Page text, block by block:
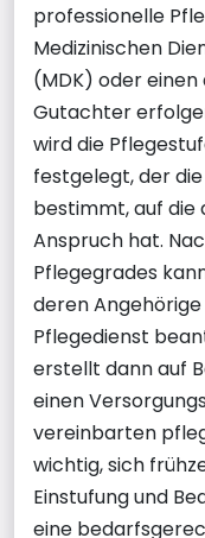
professionelle
Medizinischen
(MDK) oder
Gutachter
wird die
festgelegt, der
bestimmt, auf die
Anspruch hat.
Pflegegrades
deren
Pflegedienst
erstellt dann auf
einen
vereinbarten
wichtig, sich
Einstufung und
eine